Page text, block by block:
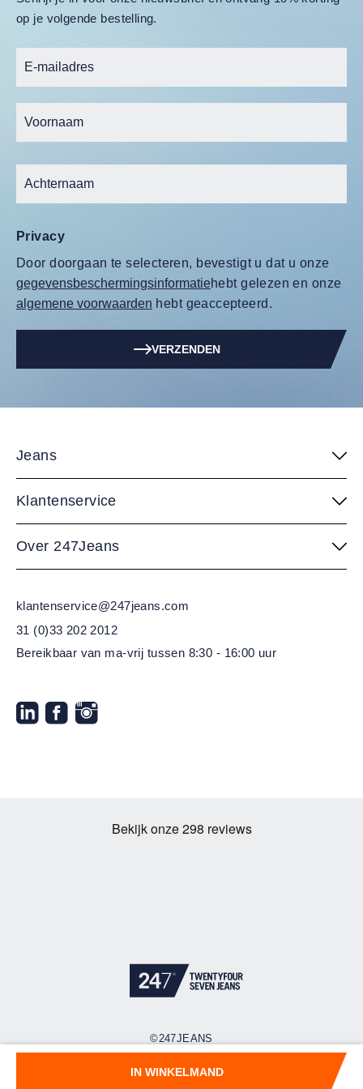
IN WINKELMAND
op je volgende bestelling.
Privacy
Door doorgaan te selecteren, bevestigt u dat u onze
gegevensbeschermingsinformatiehebt gelezen en onze
algemene voorwaarden hebt geaccepteerd.
VERZENDEN
Jeans
Klantenservice
Over 247Jeans
klantenservice@247jeans.com
31 (0)33 202 2012
Bereikbaar van ma-vrij tussen 8:30 - 16:00 uur
©247JEANS